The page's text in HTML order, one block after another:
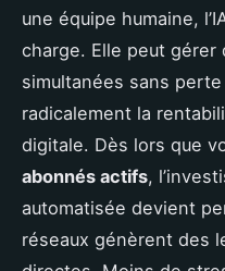
une équipe humaine,
charge. Elle peut gérer
simultanées sans
radicalement la
digitale. Dès lors que
abonnés actifs,
automatisée devient
réseaux génèrent des